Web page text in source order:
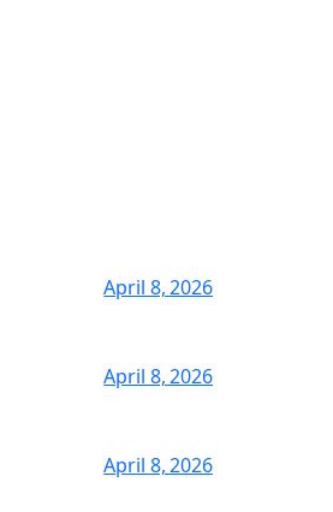
April 8, 2026
April 8, 2026
April 8, 2026